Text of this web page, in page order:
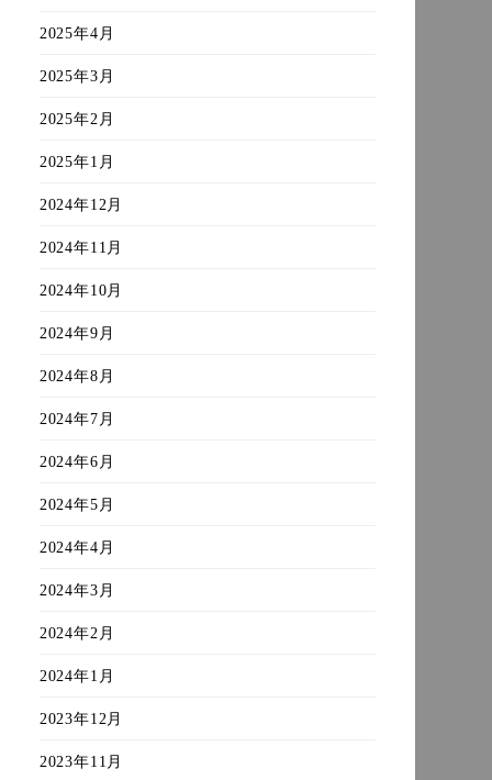
2025年4月
2025年3月
2025年2月
2025年1月
2024年12月
2024年11月
2024年10月
2024年9月
2024年8月
2024年7月
2024年6月
2024年5月
2024年4月
2024年3月
2024年2月
2024年1月
2023年12月
2023年11月